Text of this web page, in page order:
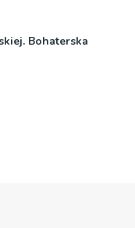
Bohaterska